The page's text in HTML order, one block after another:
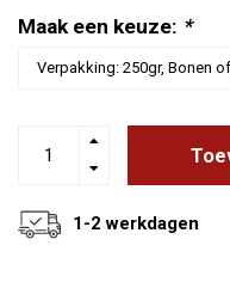
Maak een keuze: *
1-2 werkdagen